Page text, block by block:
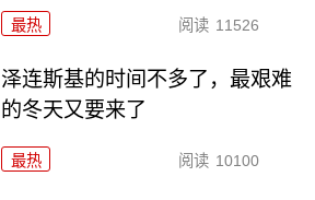
最热 阅读 11526
泽连斯基的时间不多了，最艰难
的冬天又要来了
最热 阅读 10100